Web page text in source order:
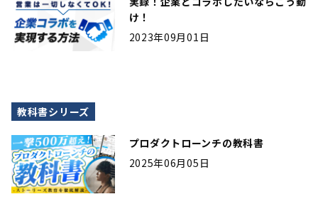
け！
2023年09月01日
教科書シリーズ
プロダクトローンチの教科書
2025年06月05日